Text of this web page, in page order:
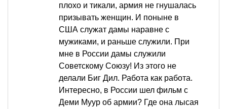
плохо и тикали, армия не гнушалась
призывать женщин. И поныне в
США служат дамы наравне с
мужиками, и раньше служили. При
мне в России дамы служили
Советскому Союзу! Из этого не
делали Биг Дил. Работа как работа.
Интересно, в России шел фильм с
Деми Муур об армии? Где она лысая